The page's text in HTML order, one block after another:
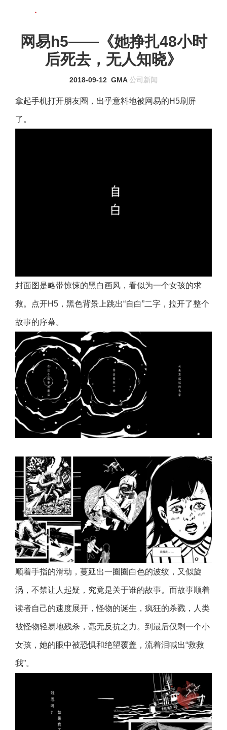
网易h5——《她挣扎48小时
后死去，无人知晓》
2018-09-12 GMA 公司新闻
拿起手机打开朋友圈，出乎意料地被网易的H5刷屏
了。
封面图是略带惊悚的黑白画风，看似为一个女孩的求
救。点开H5，黑色背景上跳出“自白”二字，拉开了整个
故事的序幕。
顺着手指的滑动，蔓延出一圈圈白色的波纹，又似旋
涡，不禁让人起疑，究竟是关于谁的故事。而故事顺着
读者自己的速度展开，怪物的诞生，疯狂的杀戮，人类
被怪物轻易地残杀，毫无反抗之力。到最后仅剩一个小
女孩，她的眼中被恐惧和绝望覆盖，流着泪喊出“救救
我”。